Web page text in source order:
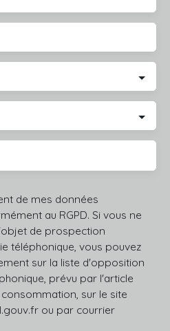
de mes données
au RGPD. Si vous ne
de prospection
téléphonique, vous pouvez
sur la liste d'opposition
prévu par l'article
consommation, sur le site
ou par courrier